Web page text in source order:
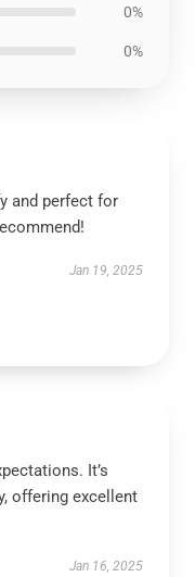
0%
0%
and perfect for
Jan 19, 2025
It’s
offering excellent
Jan 16, 2025